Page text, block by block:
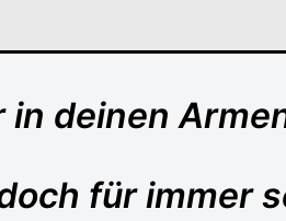
in deinen
für immer